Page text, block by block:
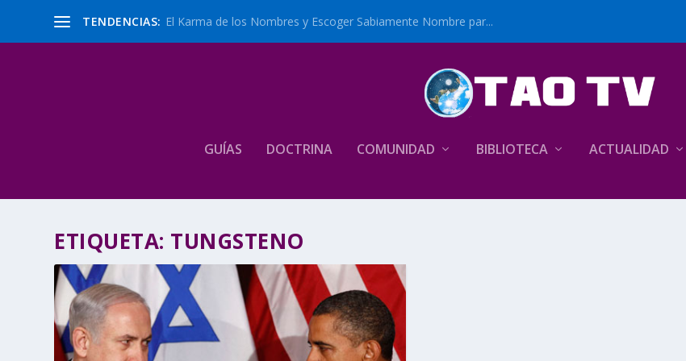
TENDENCIAS: El Karma de los Nombres y Escoger Sabiamente Nombre par...
GUÍAS DOCTRINA COMUNIDAD BIBLIOTECA ACTUALIDAD
ETIQUETA: TUNGSTENO